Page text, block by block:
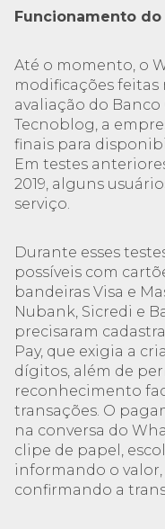
Funcionamento
Até o momento, o
modificações
avaliação do
Tecnoblog, a
finais para
Em testes
2019, alguns
serviço.
Durante esses
possíveis com
bandeiras Visa e
Nubank, Sicredi e
precisaram
Pay, que exigia a
dígitos, além de
reconhecimento
transações. O
na conversa do
clipe de papel,
informando o
confirmando a